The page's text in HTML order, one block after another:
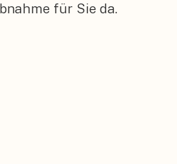
für Sie da.